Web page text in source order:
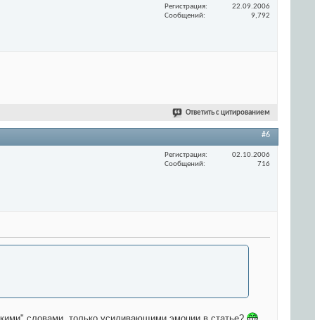
Регистрация
22.09.2006
Сообщений
9,792
Ответить с цитированием
#6
Регистрация
02.10.2006
Сообщений
716